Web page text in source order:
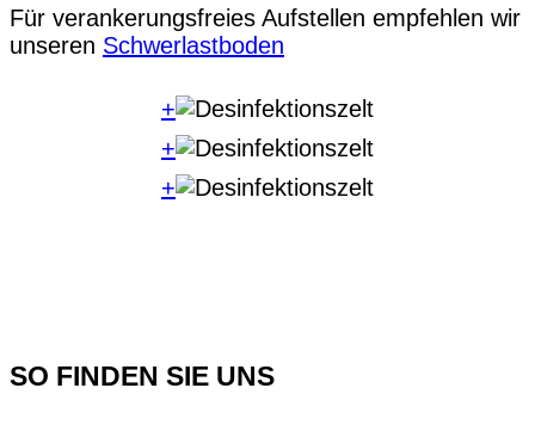
Für verankerungsfreies Aufstellen empfehlen wir
unseren Schwerlastboden
+
+
+
SO FINDEN SIE UNS